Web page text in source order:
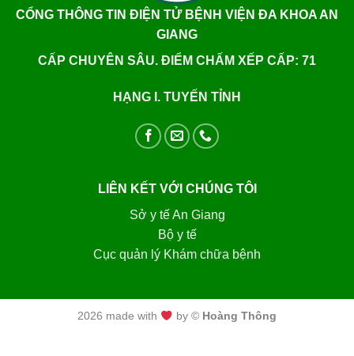
CỔNG THÔNG TIN ĐIỆN TỬ BỆNH VIỆN ĐA KHOA AN
GIANG
CẤP CHUYÊN SÂU. ĐIỂM CHẤM XẾP CẤP: 71
HẠNG I. TUYẾN TỈNH
LIÊN KẾT VỚI CHÚNG TÔI
Sở y tế An Giang
Bộ y tế
Cục quản lý Khám chữa bệnh
2026 made with by © Hoàng Thông